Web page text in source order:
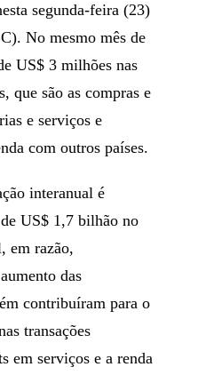
segunda-feira (23)
No mesmo mês de
US$ 3 milhões nas
que são as compras e
e serviços e
com outros países.
interanual é
US$ 1,7 bilhão no
em razão,
das
contribuíram para o
transações
em serviços e a renda